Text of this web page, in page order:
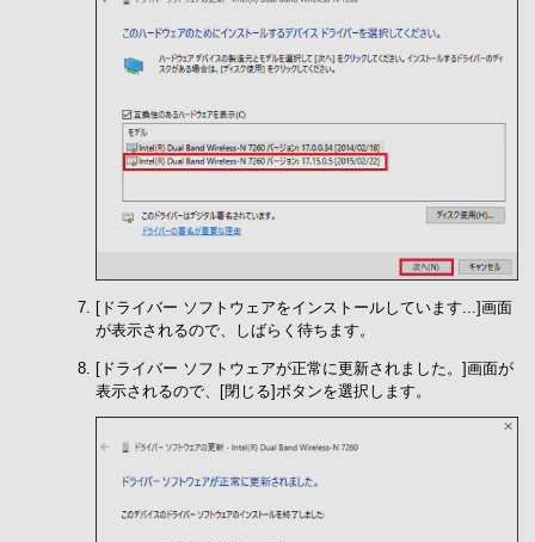
[ドライバー ソフトウェアをインストールしています...]画面
が表示されるので、しばらく待ちます。
[ドライバー ソフトウェアが正常に更新されました。]画面が
表示されるので、[閉じる]ボタンを選択します。